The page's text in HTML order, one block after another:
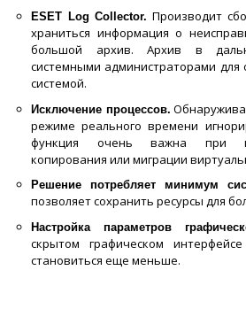
ESET Log Collector. Производит
храниться информация о
большой архив. Архив в
системными администраторами
системой.
Исключение процессов.
режиме реального времени
функция очень важна при
копирования или миграции
Решение потребляет минимум
позволяет сохранить ресурсы для
Настройка параметров
скрытом графическом
становиться еще меньше.